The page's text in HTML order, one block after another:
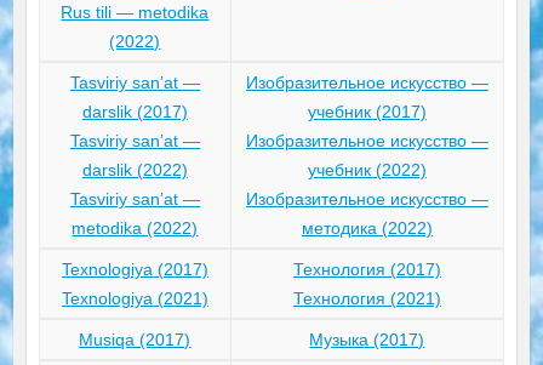
Rus tili — metodika
(2022)
Tasviriy san’at —
darslik (2017)
Tasviriy san’at —
darslik (2022)
Tasviriy san’at —
metodika (2022)
Изобразительное искусство —
учебник (2017)
Изобразительное искусство —
учебник (2022)
Изобразительное искусство —
методика (2022)
Texnologiya (2017)
Texnologiya (2021)
Технология (2017)
Технология (2021)
Musiqa (2017) Музыка (2017)